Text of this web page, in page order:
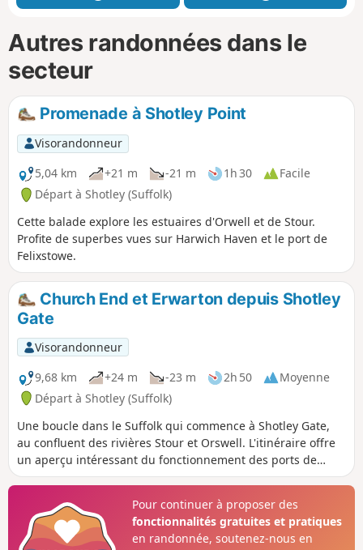
Autres randonnées dans le
secteur
Promenade à Shotley Point
Visorandonneur
5,04 km
+21 m -21 m 1h 30
Facile
Départ à Shotley (Suffolk)
Cette balade explore les estuaires d'Orwell et de Stour.
Profite de superbes vues sur Harwich Haven et le port de
Felixstowe.
Church End et Erwarton depuis Shotley
Gate
Visorandonneur
9,68 km
+24 m -23 m 2h 50
Moyenne
Départ à Shotley (Suffolk)
Une boucle dans le Suffolk qui commence à Shotley Gate,
au confluent des rivières Stour et Orswell. L'itinéraire offre
un aperçu intéressant du fonctionnement des ports de
Felixstowe et Harwich, ainsi qu'une longue partie de la
une grande partie du trajet, mais s'aventure à l'intérieur
des terres via Church End et Erwarton Hall pour boucler la
boucle.
Pour continuer à proposer des
fonctionnalités gratuites et pratiques
en randonnée, soutenez-nous en